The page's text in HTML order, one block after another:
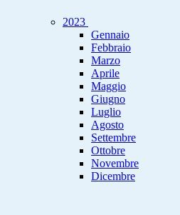
2023
Gennaio
Febbraio
Marzo
Aprile
Maggio
Giugno
Luglio
Agosto
Settembre
Ottobre
Novembre
Dicembre